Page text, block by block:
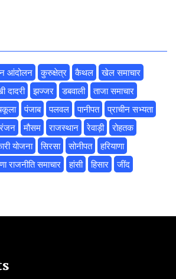
आंदोलन कुरुक्षेत्र कैथल
खेल समाचार
दादरी झज्जर डबवाली
ताजा समाचार
पंजाब पलवल पानीपत
प्राचीन सभ्यता
मौसम राजस्थान रेवाड़ी
रोहतक
योजना सिरसा सोनीपत
हरियाणा
राजनीति समाचार हांसी हिसार
‌जींद